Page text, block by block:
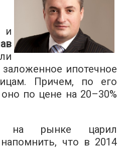
и
заложенное ипотечное
Причем, по его
по цене на 20–30%
на рынке царил
что в 2014